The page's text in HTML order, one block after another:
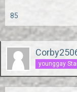
85
younggay